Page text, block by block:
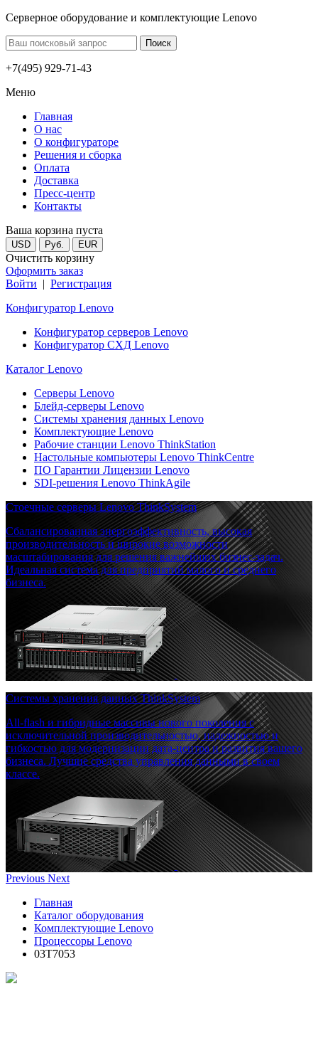
Серверное оборудование и комплектующие Lenovo
+7(495) 929-71-43
Меню
Главная
О нас
О конфигураторе
Решения и сборка
Оплата
Доставка
Пресс-центр
Контакты
Ваша корзина пуста
USD Руб. EUR
Очистить корзину
Оформить заказ
Войти | Регистрация
Конфигуратор Lenovo
Конфигуратор серверов Lenovo
Конфигуратор СХД Lenovo
Каталог Lenovo
Серверы Lenovo
Блейд-серверы Lenovo
Системы хранения данных Lenovo
Комплектующие Lenovo
Рабочие станции Lenovo ThinkStation
Настольные компьютеры Lenovo ThinkCentre
ПО Гарантии Лицензии Lenovo
SDI-решения Lenovo ThinkAgile
Стоечные серверы Lenovo ThinkSystem
Сбалансированная энергоэффективность, высокая
производительность и широкие возможности
масштабирования для решения важнейших бизнес-задач.
Идеальная система для предприятий малого и среднего
бизнеса.
Системы хранения данных ThinkSystem
All-flash и гибридные массивы нового поколения с
исключительной производительностью, надежностью и
гибкостью для модернизации дата-центра и развития вашего
бизнеса. Лучшие средства управления данными в своем
классе.
Previous Next
Главная
Каталог оборудования
Комплектующие Lenovo
Процессоры Lenovo
03T7053